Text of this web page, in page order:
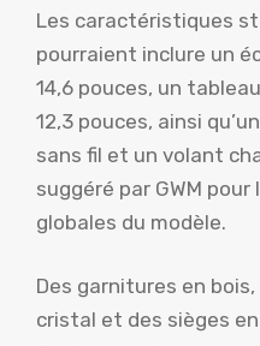
Les caractéristiques
pourraient inclure un
14,6 pouces, un
12,3 pouces, ainsi
sans fil et un volant
suggéré par GWM
globales du modèle.
Des garnitures en
cristal et des sièges